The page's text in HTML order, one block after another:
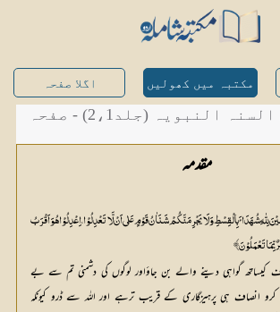
مکتبہ میں کھولیں اگلا صفحہ
کتاب: منہاج السنہ النبویہ (جلد2،1) - صفحہ
لِلّٰہِ شُہَدَائَ بِالْقِسْطِ وَلَا یَجْرِمَنَّکُمْ شَنَاٰنُ قَوْمٍ عَلٰی اَنْ لَّا تَعْدِلُوْا، اِعْدِلُوْا ہُوَ اَقْرَبُ
بِّمَا تَعْمَلُوْنَ﴾
کیساتھ گواہی دینے والے بن جاؤاور لوگوں کی دشمنی تم سے بے
انصاف ہی پرہیزگاری کے قریب ترہے اور اللہ سے ڈرو کیونکہ